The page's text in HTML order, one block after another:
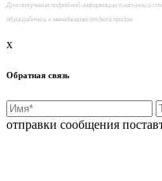
Для получения подробной информации о наличии и
обращайтесь к менеджерам отдела продаж
x
Обратная связь
отправки сообщения